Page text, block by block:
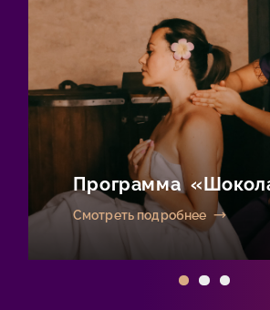
Программа
Смотреть подробнее